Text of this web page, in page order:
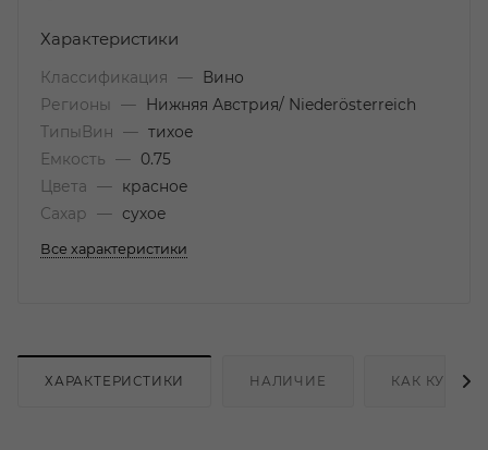
Характеристики
Классификация —
Вино
Регионы
—
Нижняя Австрия/ Niederösterreich
ТипыВин
— тихое
Емкость
—
0.75
Цвета
—
красное
Сахар
— сухое
Все характеристики
ХАРАКТЕРИСТИКИ НАЛИЧИЕ КАК КУПИТЬ